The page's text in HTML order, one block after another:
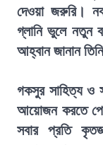
দেওয়া জরুরি।
গ্লানি ভুলে নতুন
আহ্বান জানান
গকসুর সাহিত্য ও
আয়োজন করতে
সবার প্রতি